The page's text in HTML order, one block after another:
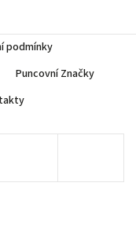
podmínky
Puncovní Značky